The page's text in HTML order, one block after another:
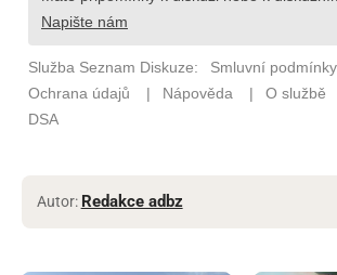
Autor: Redakce adbz